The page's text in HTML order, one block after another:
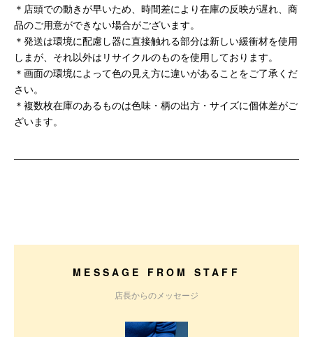
＊店頭での動きが早いため、時間差により在庫の反映が遅れ、商
品のご用意ができない場合がございます。
＊発送は環境に配慮し器に直接触れる部分は新しい緩衝材を使用
しまが、それ以外はリサイクルのものを使用しております。
＊画面の環境によって色の見え方に違いがあることをご了承くだ
さい。
＊複数枚在庫のあるものは色味・柄の出方・サイズに個体差がご
ざいます。
MESSAGE FROM STAFF
店長からのメッセージ